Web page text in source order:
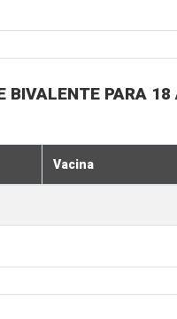
BIVALENTE PARA
Vacina